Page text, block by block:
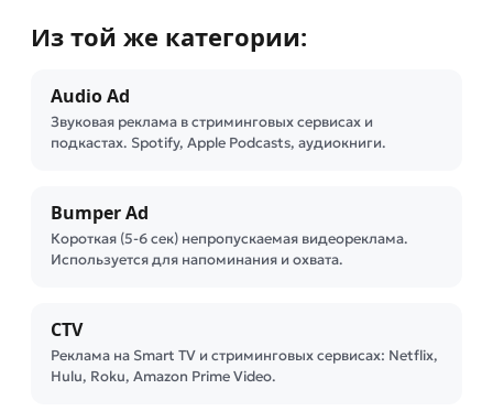
Из той же категории:
Audio Ad
Звуковая реклама в стриминговых сервисах и
подкастах. Spotify, Apple Podcasts, аудиокниги.
Bumper Ad
Короткая (5-6 сек) непропускаемая видеореклама.
Используется для напоминания и охвата.
CTV
Реклама на Smart TV и стриминговых сервисах: Netflix,
Hulu, Roku, Amazon Prime Video.